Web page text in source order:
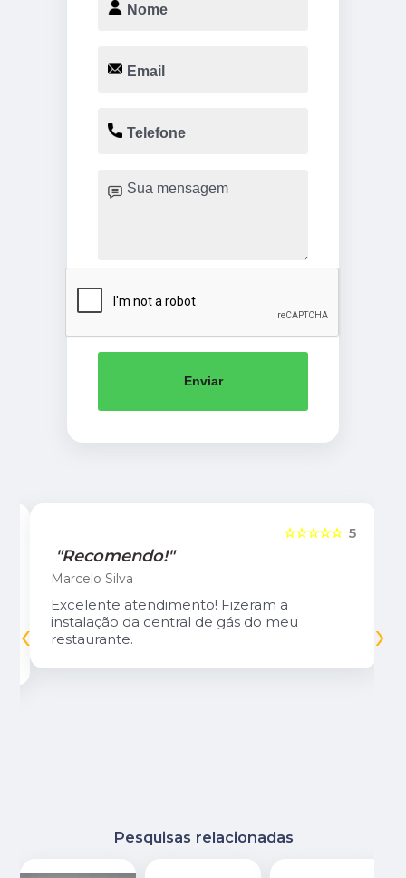
Enviar
5
☆☆☆☆☆
"Recomendo!"
Marcelo Silva
Excelente atendimento! Fizeram a
instalação da central de gás do meu
restaurante.
‹ ›
Pesquisas relacionadas